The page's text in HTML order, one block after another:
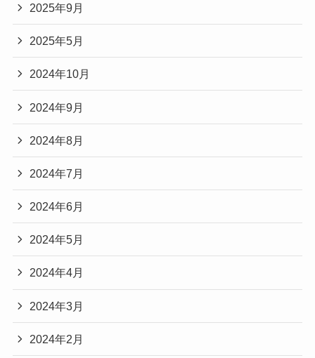
2025年9月
2025年5月
2024年10月
2024年9月
2024年8月
2024年7月
2024年6月
2024年5月
2024年4月
2024年3月
2024年2月